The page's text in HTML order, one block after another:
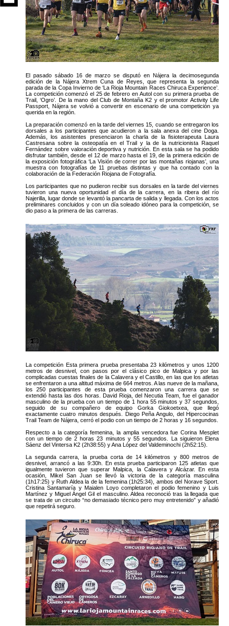
El pasado sábado 16 de marzo se disputó en Nájera la decimosegunda
edición de la Nájera Xtrem Cuna de Reyes, que representa la segunda
parada de la Copa Invierno de ‘La Rioja Mountain Races Chiruca Experience’.
La competición comenzó el 25 de febrero en Autol con su primera prueba de
Trail, ‘Ogro’. De la mano del Club de Montaña K2 y el promotor Activity Life
Passport, Nájera se volvió a convertir en escenario de una competición ya
querida en la región.
La preparación comenzó en la tarde del viernes 15, cuando se entregaron los
dorsales a los participantes que acudieron a la sala anexa del cine Doga.
Además, los asistentes presenciaron la charla de la fisioterapeuta Laura
Castresana sobre la osteopatía en el Trail y la de la nutricionista Raquel
Fernández sobre valoración deportiva y nutrición. En esta sala se ha podido
disfrutar también, desde el 12 de marzo hasta el 19, de la primera edición de
la exposición fotográfica ‘La Visión de correr por las montañas riojanas’, una
muestra con fotografías de 11 pruebas distintas y que ha contado con la
colaboración de la Federación Riojana de Fotografía.
Los participantes que no pudieron recibir sus dorsales en la tarde del viernes
tuvieron una nueva oportunidad el día de la carrera, en la ribera del río
Najerilla, lugar donde se levantó la pancarta de salida y llegada. Con los actos
preliminares concluidos y con un día soleado idóneo para la competición, se
dio paso a la primera de las carreras.
La competición Esta primera prueba presentaba 23 kilómetros y unos 1200
metros de desnivel, con pasos por el clásico pico de Malpica y por las
complicadas cuestas finales de la Calavera y el Castillo, en las que los atletas
se enfrentaron a una altitud máxima de 664 metros. A las nueve de la mañana,
los 250 participantes de esta prueba comenzaron una carrera que se
extendió hasta las dos horas. David Rioja, del Necutia Team, fue el ganador
masculino de la prueba con un tiempo de 1 hora 55 minutos y 37 segundos,
seguido de su compañero de equipo Gorka Giokoetxea, que llegó
exactamente cuatro minutos después. Diego Peña Angulo, del Hipercocinas
Trail Team de Nájera, cerró el podio con un tiempo de 2 horas y 16 segundos.
Respecto a la categoría femenina, la amplia vencedora fue Corina Mesplet
con un tiempo de 2 horas 23 minutos y 55 segundos. La siguieron Elena
Sáenz del Vintersa K2 (2h38:55) y Ana López del Valdeminochi (2h52:15).
La segunda carrera, la prueba corta de 14 kilómetros y 800 metros de
desnivel, arrancó a las 9:30h. En esta prueba participaron 125 atletas que
igualmente tuvieron que superar Malpica, la Calavera y Alcázar. En esta
ocasión, Mikel San Juan se llevó la victoria de la categoría masculina
(1h17:25) y Ruth Aldea la de la femenina (1h25:34), ambos del Norave Sport.
Cristina Santamaría y Maialen Loyo completaron el podio femenino y Luis
Martínez y Miguel Ángel Gil el masculino. Aldea reconoció tras la llegada que
se trata de un circuito “no demasiado técnico pero muy entretenido” y añadió
que repetirá seguro.